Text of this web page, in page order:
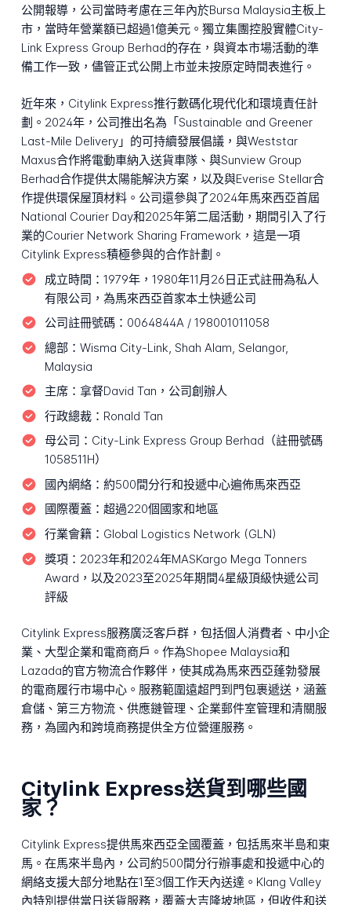
公開報導，公司當時考慮在三年內於Bursa Malaysia主板上
市，當時年營業額已超過1億美元。獨立集團控股實體City-
Link Express Group Berhad的存在，與資本市場活動的準
備工作一致，儘管正式公開上市並未按原定時間表進行。
近年來，Citylink Express推行數碼化現代化和環境責任計
劃。2024年，公司推出名為「Sustainable and Greener
Last-Mile Delivery」的可持續發展倡議，與Weststar
Maxus合作將電動車納入送貨車隊、與Sunview Group
Berhad合作提供太陽能解決方案，以及與Everise Stellar合
作提供環保屋頂材料。公司還參與了2024年馬來西亞首屆
National Courier Day和2025年第二屆活動，期間引入了行
業的Courier Network Sharing Framework，這是一項
Citylink Express積極參與的合作計劃。
成立時間： 1979年，1980年11月26日正式註冊為私人
有限公司，為馬來西亞首家本土快遞公司
公司註冊號碼： 0064844A / 198001011058
總部： Wisma City-Link, Shah Alam, Selangor,
Malaysia
主席： 拿督David Tan，公司創辦人
行政總裁： Ronald Tan
母公司： City-Link Express Group Berhad（註冊號碼
1058511H）
國內網絡： 約500間分行和投遞中心遍佈馬來西亞
國際覆蓋： 超過220個國家和地區
行業會籍： Global Logistics Network (GLN)
獎項： 2023年和2024年MASKargo Mega Tonners
Award，以及2023至2025年期間4星級頂級快遞公司
評級
Citylink Express服務廣泛客戶群，包括個人消費者、中小企
業、大型企業和電商商戶。作為Shopee Malaysia和
Lazada的官方物流合作夥伴，使其成為馬來西亞蓬勃發展
的電商履行市場中心。服務範圍遠超門到門包裹遞送，涵蓋
倉儲、第三方物流、供應鏈管理、企業郵件室管理和清關服
務，為國內和跨境商務提供全方位營運服務。
Citylink Express送貨到哪些國
家？
Citylink Express提供馬來西亞全國覆蓋，包括馬來半島和東
馬。在馬來半島內，公司約500間分行辦事處和投遞中心的
網絡支援大部分地點在1至3個工作天內送達。Klang Valley
內特別提供當日送貨服務，覆蓋大吉隆坡地區，但收件和送